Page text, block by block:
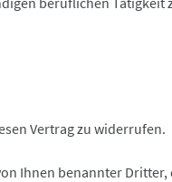
Vertrag zu widerrufen.
Ihnen benannter